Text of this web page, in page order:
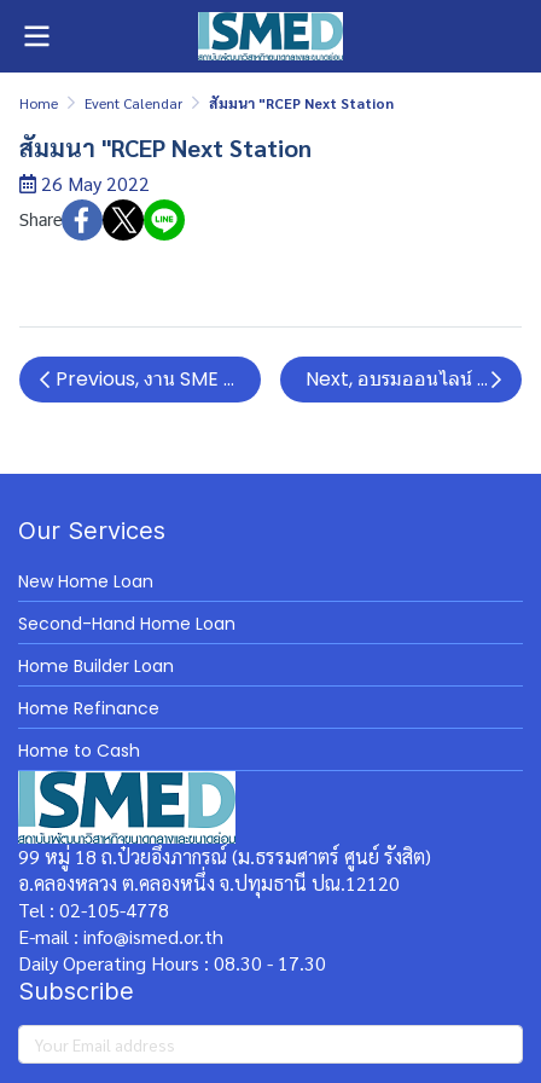
Home Event Calendar สัมมนา "RCEP Next Station
สัมมนา "RCEP Next Station
26 May 2022
Share
Previous, งาน SME มีแต่ได้ !! แค่ขึ้นทะเบียนผ่าน THAI
Next, อบรมออนไลน์ หัวข้อ “
Our Services
New Home Loan
Second-Hand Home Loan
Home Builder Loan
Home Refinance
Home to Cash
99 หมู่ 18 ถ.ป๋วยอึ๊งภากรณ์ (ม.ธรรมศาตร์ ศูนย์ รังสิต)
อ.คลองหลวง ต.คลองหนึ่ง จ.ปทุมธานี ปณ.12120
Tel : 02-105-4778
E-mail : info@ismed.or.th
Daily Operating Hours : 08.30 - 17.30
Subscribe